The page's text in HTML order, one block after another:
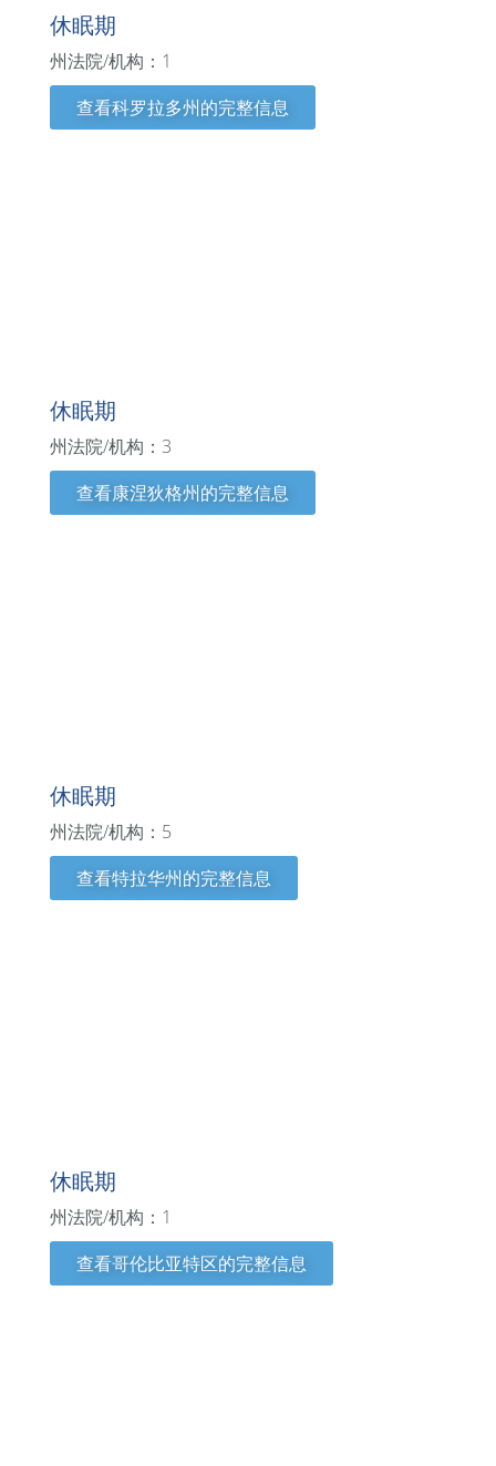
休眠期
州法院/机构：1
查看科罗拉多州的完整信息
休眠期
州法院/机构：3
查看康涅狄格州的完整信息
休眠期
州法院/机构：5
查看特拉华州的完整信息
休眠期
州法院/机构：1
查看哥伦比亚特区的完整信息